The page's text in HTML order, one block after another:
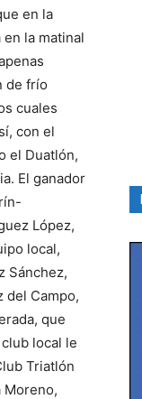
en la
la matinal
de frío
cuales
con el
el Duatlón,
El ganador
López,
local,
Sánchez,
del Campo,
que
local le
Triatlón
Moreno,